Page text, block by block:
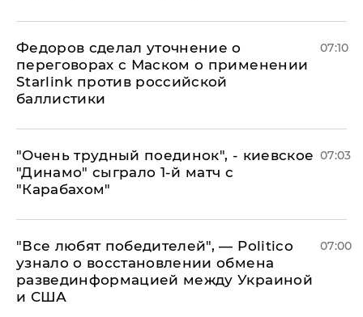
Федоров сделал уточнение о
переговорах с Маском о применении
Starlink против российской
баллистики
07:10
"Очень трудный поединок", - киевское
"Динамо" сыграло 1-й матч с
"Карабахом"
07:03
​"Все любят победителей", — Politico
узнало о восстановлении обмена
развединформацией между Украиной
и США
07:00